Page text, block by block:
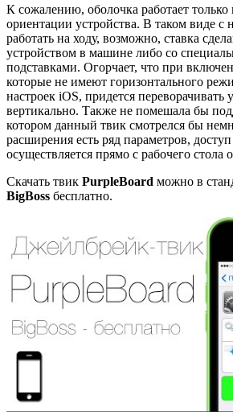
К сожалению, оболочка работает только
ориентации устройства. В таком виде с
работать на ходу, возможно, ставка
устройством в машине либо со
подставками. Огорчает, что при
которые не имеют горизонтального
настроек iOS, придется переворачивать
вертикально. Также не помешала бы
котором данный твик смотрелся бы
расширения есть ряд параметров,
осуществляется прямо с рабочего стола
Скачать твик PurpleBoard можно в
BigBoss бесплатно.